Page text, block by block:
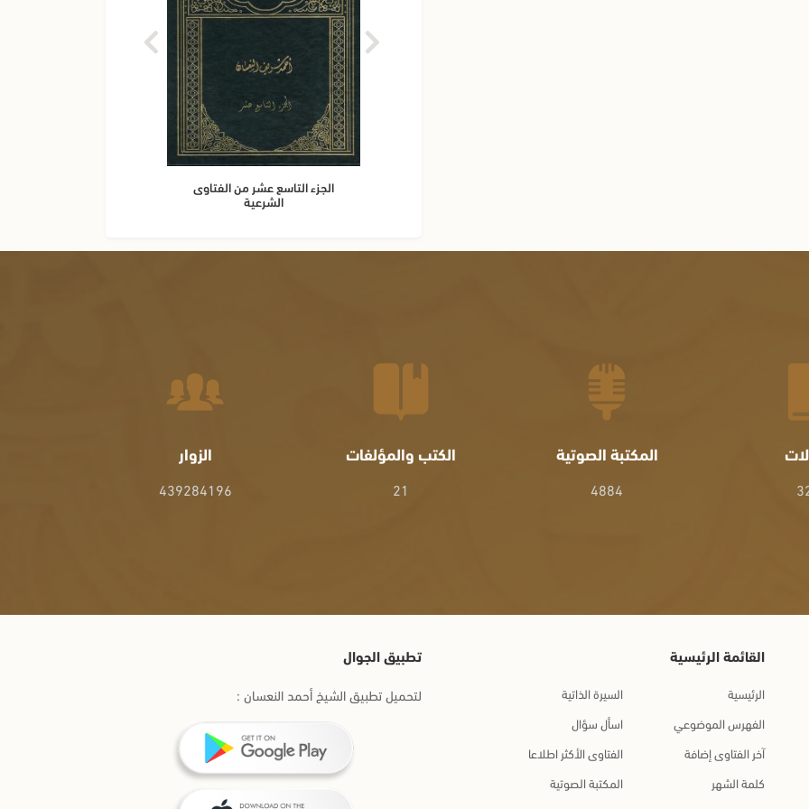
الجزء التاسع عشر من الفتاوى
الشرعية
المكتبة الصوتية
4884
الكتب والمؤلفات
21
الزوار
439284196
القائمة الرئيسية
الرئيسية
السيرة الذاتية
الفهرس الموضوعي
اسأل سؤال
آخر الفتاوى إضافة
الفتاوى الأكثر اطلاعا
كلمة الشهر
المكتبة الصوتية
تطبيق الجوال
لتحميل تطبيق الشيخ أحمد النعسان :